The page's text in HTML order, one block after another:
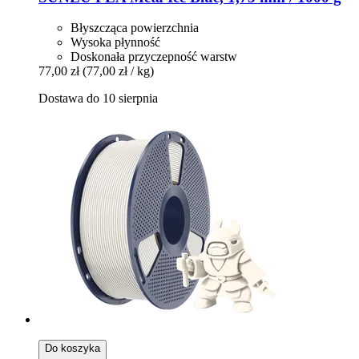
Błyszcząca powierzchnia
Wysoka płynność
Doskonała przyczepność warstw
77,00 zł (77,00 zł / kg)
Dostawa do 10 sierpnia
Do koszyka